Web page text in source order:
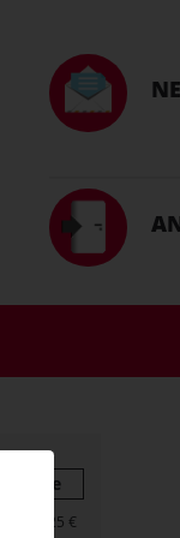
Summe
32,25 €